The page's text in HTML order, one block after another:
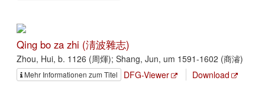
Qing bo za zhi (淸波雜志)
Zhou, Hui, b. 1126 (周煇); Shang, Jun, um 1591-1602 (商濬)
Mehr Informationen zum Titel DFG-Viewer Download